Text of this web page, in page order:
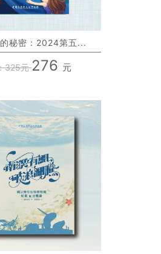
秘密：2024第五...
325元276 元